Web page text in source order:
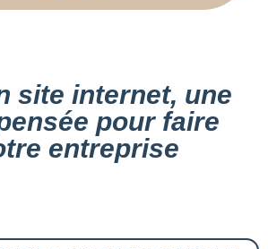
site internet, une
pour faire
entreprise